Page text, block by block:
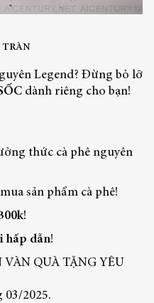
TRÀN
Legend? Đừng bỏ lỡ
dành riêng cho bạn!
thức cà phê nguyên
sản phẩm cà phê!
!
hấp dẫn!
QUÀ TẶNG YÊU
2025.